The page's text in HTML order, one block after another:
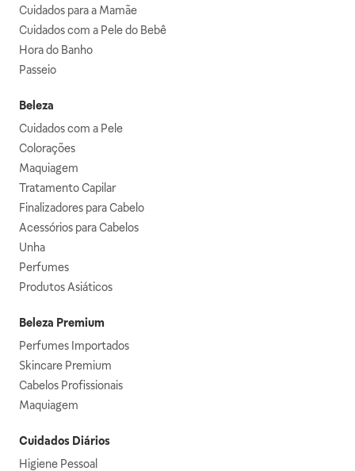
Cuidados para a Mamãe
Cuidados com a Pele do Bebê
Hora do Banho
Passeio
Beleza
Cuidados com a Pele
Colorações
Maquiagem
Tratamento Capilar
Finalizadores para Cabelo
Acessórios para Cabelos
Unha
Perfumes
Produtos Asiáticos
Beleza Premium
Perfumes Importados
Skincare Premium
Cabelos Profissionais
Maquiagem
Cuidados Diários
Higiene Pessoal